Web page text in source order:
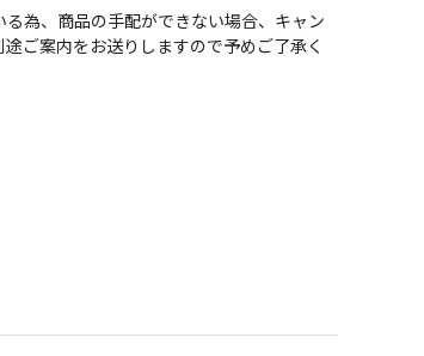
為、商品の手配ができない場合、キャン
ご案内をお送りしますので予めご了承く